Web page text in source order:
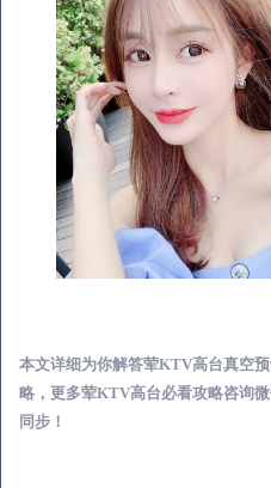
本文详细为你解答荤KTV高台真空
略，更多荤KTV高台必看攻略咨询
同步！